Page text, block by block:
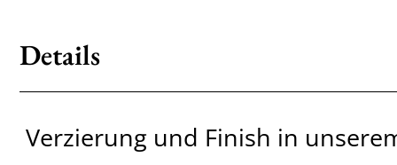
Details
Verzierung und Finish in